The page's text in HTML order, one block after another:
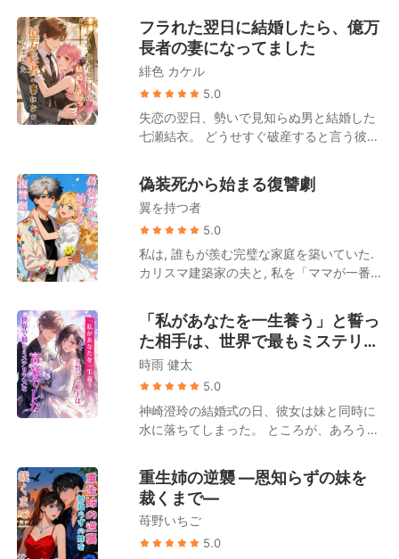
る。 藤原美月は口元に薄く笑みを浮かべ、
元夫を見つめて言った。 「私に治療を諦め
ろって？――でも、ガンを患っているのは
あなたよ」
狂ってしまった。 ――後に、噂が流れた。
かつて傲岸不遜を極めたあの陸名家の御曹
司が、血走った目でマイバッハを飛ばし、
だ、憐れみの一瞥を乞うためだけに……。
に地方の小さな町へ移り住んだが、そこで
偶然にも一人の男の赤ん坊を拾うことにな
る。 孤独を埋めたいという私心から、清水
瞳はその子供を手元に残し、育てることを
決意した。 それから四年後。清水瞳が暮ら
すアパートの階下に、ピカピカに磨き上げ
られた高級車の車列が止まった。 天草蓮は
一枚のカードを取り出す。「ここには
子を育ててくれた報酬だと思ってくれ」 清
水瞳はとっさに子供を背に庇った。「この
子は私の子供よ、絶対に離れ離れになんて
みを浮かべて言い放つ。「いいだろう。そ
れなら、大きいほうもまとめて連れて行
フラれた翌日に結婚したら、億万
長者の妻になってました
緋色 カケル
5.0
失恋の翌日、勢いで見知らぬ男と結婚した
七瀬結衣。 どうせすぐ破産すると言う彼を
に頼れる。 ピンチのたびに現れては完璧に
解決。どう見ても“運だけ”じゃない！ 実は
その正体、世界一の大富豪・朝倉誠司。
「これが君の“運の良さ”だよ」 ——波乱の
スタートだった“契約結婚”は、いつしか本
物の愛へと変わっていく。
偽装死から始まる復讐劇
翼を持つ者
5.0
私は, 誰もが羨む完璧な家庭を築いていた.
カリスマ建築家の夫と, 私を「ママが一番
ことが, 私の全てだった. しかし, その全て
が嘘だったと知った. 夫は不倫し, 私の愛す
る息子までが, その女を「ママ」と呼んで
二人を庇っていたのだ. 結婚記念日, 夫は盛
大なサプライズで私のご機嫌を取ろうとし
た. そこへ不倫相手の女が現れ, 公衆の面前
で嘲笑うように私との関係を暴露した. 息
子は私ではなく, その女を選んだ. 愛も, 信
みの炎だけが燃え盛っていた. 私は失踪屋
に連絡し, 自らの死を偽装した. 翌朝, ニュ
ースは「長谷部直世, 海難事故で死亡」と
「私があなたを一生養う」と誓っ
た相手は、世界で最もミステリア
スな富豪でした
時雨 健太
5.0
神崎澄玲の結婚式の日、彼女は妹と同時に
水に落ちてしまった。 ところが、あろうこ
返りもせずに走り去ってしまった！ 怒りに
震えた神崎澄玲は、その場で命の恩人と電
撃結婚する。 命の恩人は、無一文の自動車
整備士？ 構わない、私が一生彼を養ってみ
せる！ 元婚約者が訪ねてきて言った。「俺
重生姉の逆襲 ―恩知らずの妹を
裁くまで―
苺野いちご
5.0